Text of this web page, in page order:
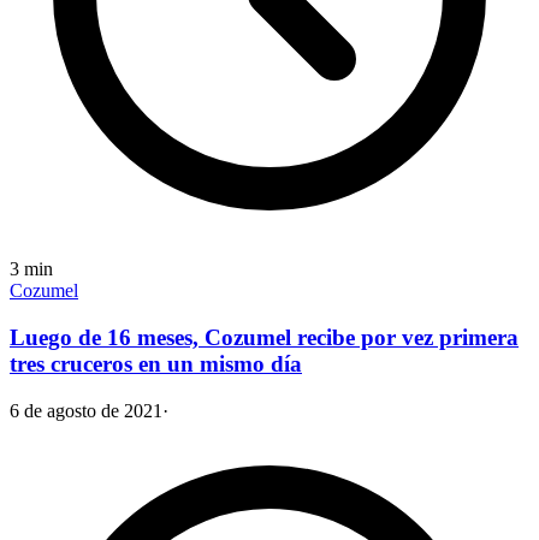
3 min
Cozumel
Luego de 16 meses, Cozumel recibe por vez primera
tres cruceros en un mismo día
6 de agosto de 2021 ·